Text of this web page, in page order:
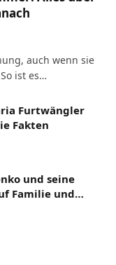
auch wenn sie
ist es…
Furtwängler
Fakten
und seine
Familie und